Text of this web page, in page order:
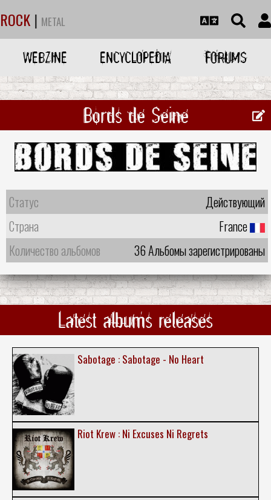
ROCK | METAL
WEBZINE ENCYCLOPEDIA FORUMS
Bords de Seine
Статус
Действующий
Страна
France
Количество альбомов
36 Альбомы зарегистрированы
Latest albums releases
Sabotage : Sabotage - No Heart
Riot Krew : Ni Excuses Ni Regrets